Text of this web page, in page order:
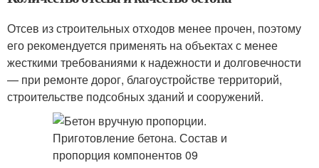
Отсев из строительных отходов менее прочен, поэтому
его рекомендуется применять на объектах с менее
жесткими требованиями к надежности и долговечности
— при ремонте дорог, благоустройстве территорий,
строительстве подсобных зданий и сооружений.